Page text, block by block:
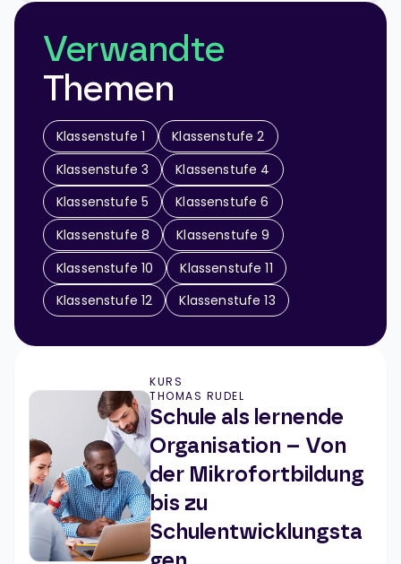
Verwandte
Themen
Klassenstufe 1
Klassenstufe 2
Klassenstufe 3
Klassenstufe 4
Klassenstufe 5
Klassenstufe 6
Klassenstufe 8
Klassenstufe 9
Klassenstufe 10
Klassenstufe 11
Klassenstufe 12
Klassenstufe 13
KURS
THOMAS RUDEL
Schule als lernende
Organisation – Von
der Mikrofortbildung
bis zu
Schulentwicklungsta